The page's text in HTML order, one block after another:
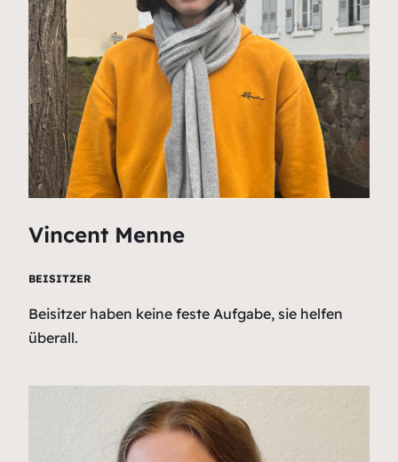
Vincent Menne
BEISITZER
Beisitzer haben keine feste Aufgabe, sie helfen
überall.